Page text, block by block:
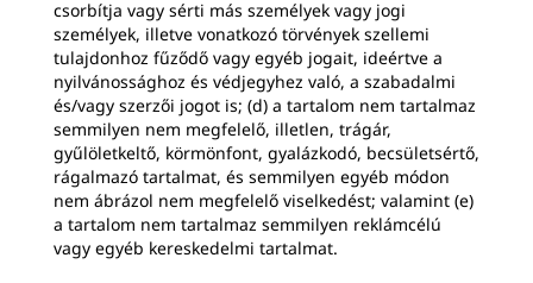
csorbítja vagy sérti más személyek vagy jogi
személyek, illetve vonatkozó törvények szellemi
tulajdonhoz fűződő vagy egyéb jogait, ideértve a
nyilvánossághoz és védjegyhez való, a szabadalmi
és/vagy szerzői jogot is; (d) a tartalom nem tartalmaz
semmilyen nem megfelelő, illetlen, trágár,
gyűlöletkeltő, körmönfont, gyalázkodó, becsületsértő,
rágalmazó tartalmat, és semmilyen egyéb módon
nem ábrázol nem megfelelő viselkedést; valamint (e)
a tartalom nem tartalmaz semmilyen reklámcélú
vagy egyéb kereskedelmi tartalmat.